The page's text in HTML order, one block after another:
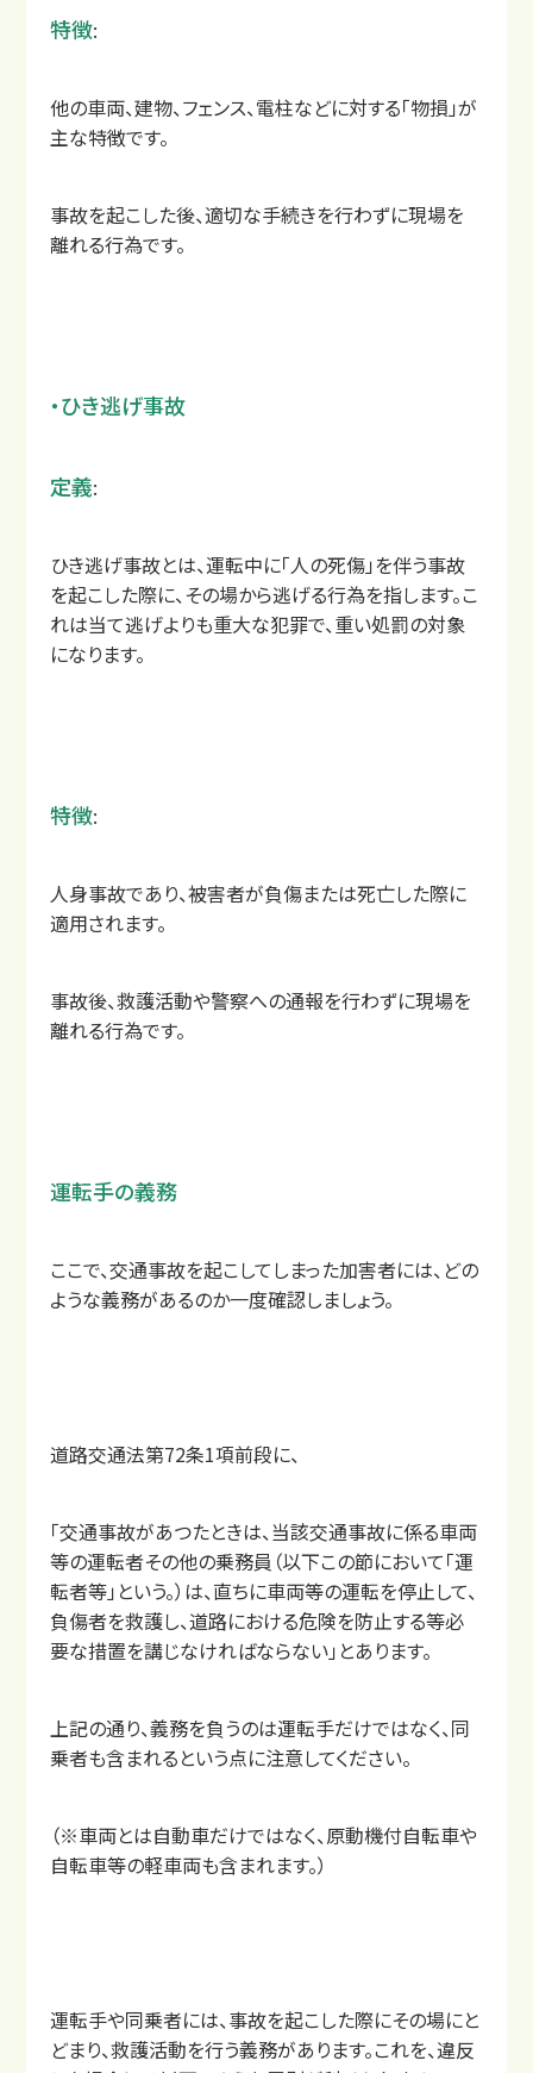
よくあるご質問
むちうちの症状と原因
特徴:
他の車両、建物、フェンス、電柱などに対する「物損」が
主な特徴です。
事故を起こした後、適切な手続きを行わずに現場を
離れる行為です。
・ひき逃げ事故
定義:
ひき逃げ事故とは、運転中に「人の死傷」を伴う事故
を起こした際に、その場から逃げる行為を指します。こ
れは当て逃げよりも重大な犯罪で、重い処罰の対象
になります。
特徴:
人身事故であり、被害者が負傷または死亡した際に
適用されます。
事故後、救護活動や警察への通報を行わずに現場を
離れる行為です。
運転手の義務
ここで、交通事故を起こしてしまった加害者には、どの
ような義務があるのか一度確認しましょう。
道路交通法第72条1項前段に、
「交通事故があつたときは、当該交通事故に係る車両
等の運転者その他の乗務員（以下この節において「運
転者等」という。）は、直ちに車両等の運転を停止して、
負傷者を救護し、道路における危険を防止する等必
要な措置を講じなければならない」とあります。
上記の通り、義務を負うのは運転手だけではなく、同
乗者も含まれるという点に注意してください。
（※車両とは自動車だけではなく、原動機付自転車や
自転車等の軽車両も含まれます。）
運転手や同乗者には、事故を起こした際にその場にと
どまり、救護活動を行う義務があります。これを、違反